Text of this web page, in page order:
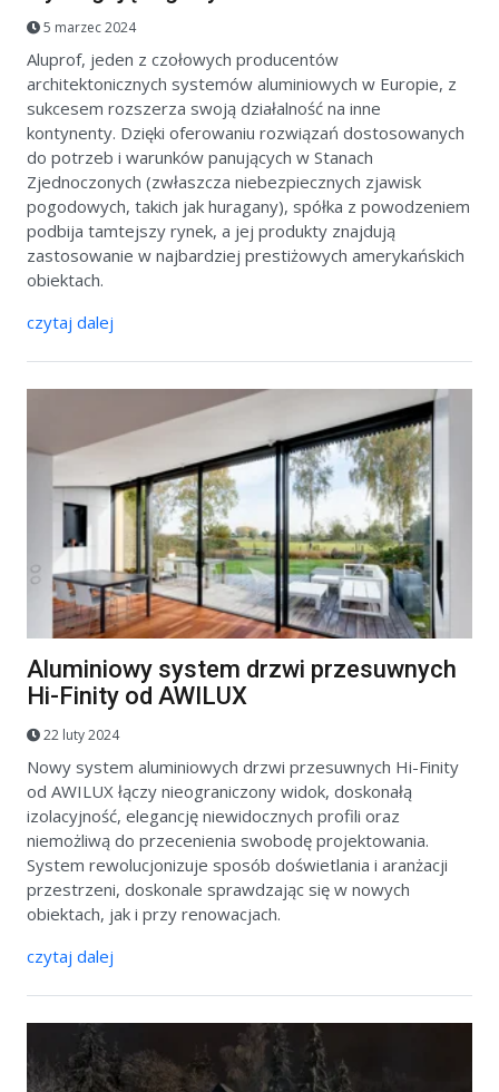
5 marzec 2024
Aluprof, jeden z czołowych producentów
architektonicznych systemów aluminiowych w Europie, z
sukcesem rozszerza swoją działalność na inne
kontynenty. Dzięki oferowaniu rozwiązań dostosowanych
do potrzeb i warunków panujących w Stanach
Zjednoczonych (zwłaszcza niebezpiecznych zjawisk
pogodowych, takich jak huragany), spółka z powodzeniem
podbija tamtejszy rynek, a jej produkty znajdują
zastosowanie w najbardziej prestiżowych amerykańskich
obiektach.
czytaj dalej
Aluminiowy system drzwi przesuwnych
Hi-Finity od AWILUX
22 luty 2024
Nowy system aluminiowych drzwi przesuwnych Hi-Finity
od AWILUX łączy nieograniczony widok, doskonałą
izolacyjność, elegancję niewidocznych profili oraz
niemożliwą do przecenienia swobodę projektowania.
System rewolucjonizuje sposób doświetlania i aranżacji
przestrzeni, doskonale sprawdzając się w nowych
obiektach, jak i przy renowacjach.
czytaj dalej